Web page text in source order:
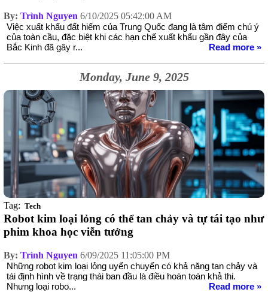
By: Trình Nguyen 6/10/2025 05:42:00 AM
Việc xuất khẩu đất hiếm của Trung Quốc đang là tâm điểm chú ý
của toàn cầu, đặc biệt khi các hạn chế xuất khẩu gần đây của
Bắc Kinh đã gây r...
Read more »
Monday, June 9, 2025
Tag: Tech
Robot kim loại lỏng có thể tan chảy và tự tái tạo như
phim khoa học viễn tưởng
By: Trình Nguyen 6/09/2025 11:05:00 PM
Những robot kim loại lỏng uyển chuyển có khả năng tan chảy và
tái định hình về trạng thái ban đầu là điều hoàn toàn khả thi.
Nhưng loại robo...
Read more »